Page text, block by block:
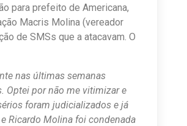
para prefeito de Americana,
Macris Molina (vereador
de SMSs que a atacavam. O
nas últimas semanas
Optei por não me vitimizar e
foram judicializados e já
Ricardo Molina foi condenada